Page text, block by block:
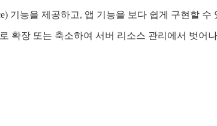
기능을 제공하고, 앱 기능을 보다 쉽게 ​​구현할 수
확장 또는 축소하여 서버 리소스 관리에서 벗어